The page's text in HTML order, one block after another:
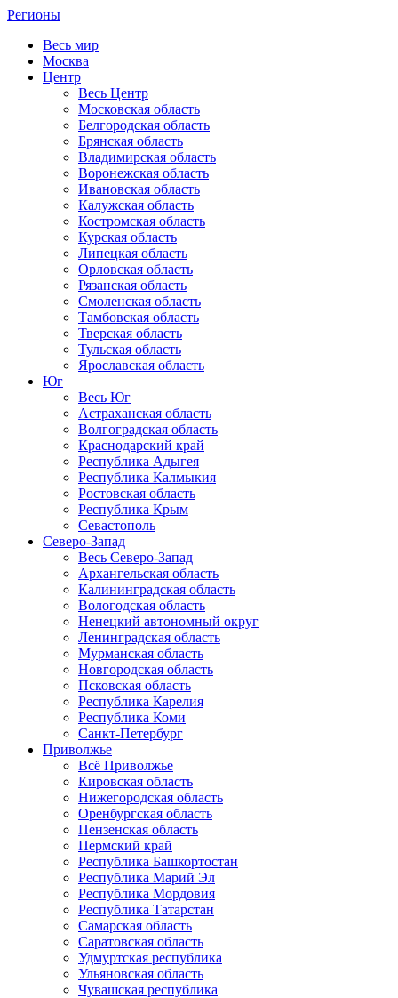
Регионы
Весь мир
Москва
Центр
Весь Центр
Московская область
Белгородская область
Брянская область
Владимирская область
Воронежская область
Ивановская область
Калужская область
Костромская область
Курская область
Липецкая область
Орловская область
Рязанская область
Смоленская область
Тамбовская область
Тверская область
Тульская область
Ярославская область
Юг
Весь Юг
Астраханская область
Волгоградская область
Краснодарский край
Республика Адыгея
Республика Калмыкия
Ростовская область
Республика Крым
Севастополь
Северо-Запад
Весь Северо-Запад
Архангельская область
Калининградская область
Вологодская область
Ненецкий автономный округ
Ленинградская область
Мурманская область
Новгородская область
Псковская область
Республика Карелия
Республика Коми
Санкт-Петербург
Приволжье
Всё Приволжье
Кировская область
Нижегородская область
Оренбургская область
Пензенская область
Пермский край
Республика Башкортостан
Республика Марий Эл
Республика Мордовия
Республика Татарстан
Самарская область
Саратовская область
Удмуртская республика
Ульяновская область
Чувашская республика